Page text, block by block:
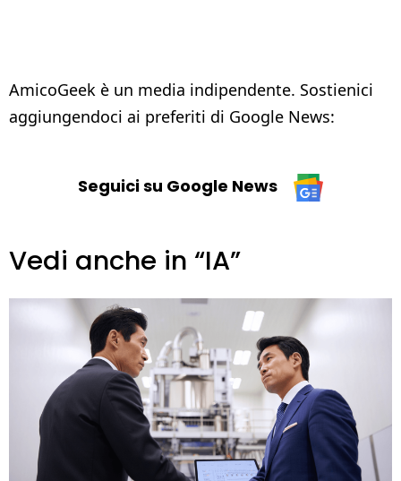
AmicoGeek è un media indipendente. Sostienici
aggiungendoci ai preferiti di Google News:
Seguici su Google News
Vedi anche in “IA”